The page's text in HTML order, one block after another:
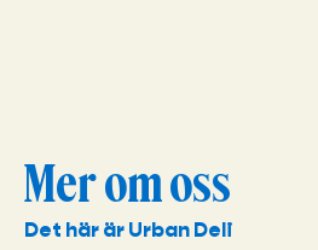
Mer om oss
Det här är Urban Deli